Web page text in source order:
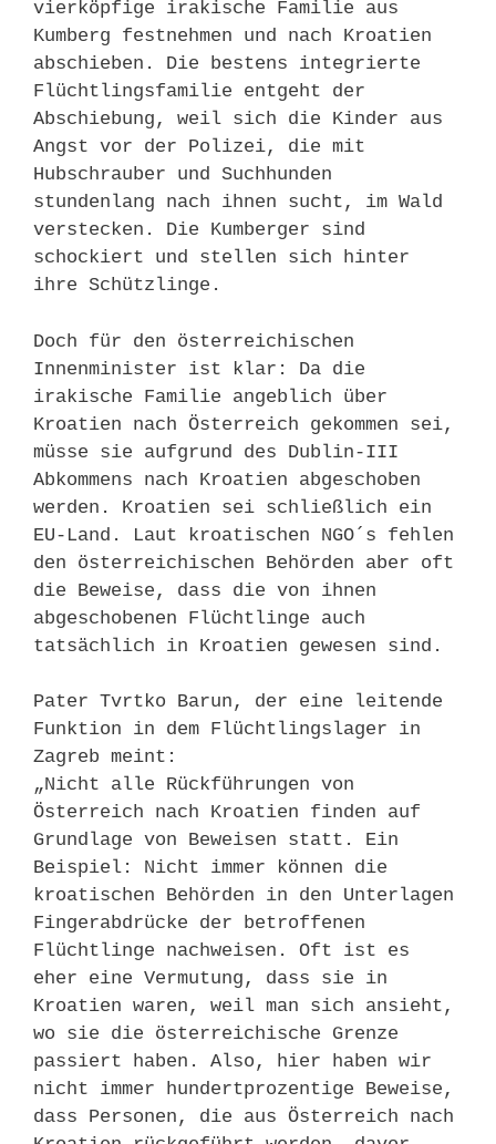
vierköpfige irakische Familie aus
Kumberg festnehmen und nach Kroatien
abschieben. Die bestens integrierte
Flüchtlingsfamilie entgeht der
Abschiebung, weil sich die Kinder aus
Angst vor der Polizei, die mit
Hubschrauber und Suchhunden
stundenlang nach ihnen sucht, im Wald
verstecken. Die Kumberger sind
schockiert und stellen sich hinter
ihre Schützlinge.
Doch für den österreichischen
Innenminister ist klar: Da die
irakische Familie angeblich über
Kroatien nach Österreich gekommen sei,
müsse sie aufgrund des Dublin-III
Abkommens nach Kroatien abgeschoben
werden. Kroatien sei schließlich ein
EU-Land. Laut kroatischen NGO´s fehlen
den österreichischen Behörden aber oft
die Beweise, dass die von ihnen
abgeschobenen Flüchtlinge auch
tatsächlich in Kroatien gewesen sind.
Pater Tvrtko Barun, der eine leitende
Funktion in dem Flüchtlingslager in
Zagreb meint:
„Nicht alle Rückführungen von
Österreich nach Kroatien finden auf
Grundlage von Beweisen statt. Ein
Beispiel: Nicht immer können die
kroatischen Behörden in den Unterlagen
Fingerabdrücke der betroffenen
Flüchtlinge nachweisen. Oft ist es
eher eine Vermutung, dass sie in
Kroatien waren, weil man sich ansieht,
wo sie die österreichische Grenze
passiert haben. Also, hier haben wir
nicht immer hundertprozentige Beweise,
dass Personen, die aus Österreich nach